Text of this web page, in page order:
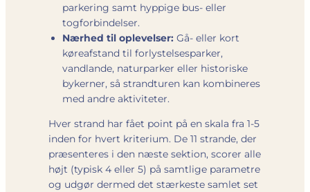
parkering samt hyppige bus- eller
togforbindelser.
Nærhed til oplevelser: Gå- eller kort
køreafstand til forlystelsesparker,
vandlande, naturparker eller historiske
bykerner, så strandturen kan kombineres
med andre aktiviteter.
Hver strand har fået point på en skala fra 1-5
inden for hvert kriterium. De 11 strande, der
præsenteres i den næste sektion, scorer alle
højt (typisk 4 eller 5) på samtlige parametre
og udgør dermed det stærkeste samlet set